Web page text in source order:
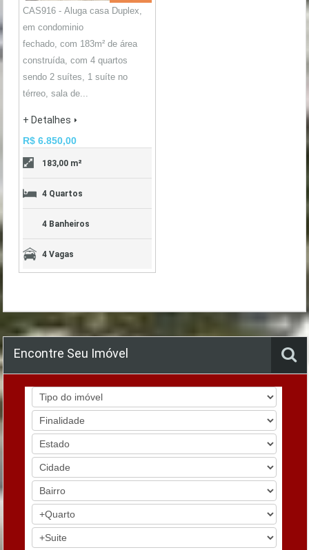
CAS916 - Aluga casa Duplex,
em condominio
fechado, com 183m² de área
construída, com 4 quartos
sendo 2 suítes, 1 suíte no
térreo, sala de...
+ Detalhes
R$ 6.850,00
183,00 m²
4 Quartos
4 Banheiros
4 Vagas
Encontre Seu Imóvel